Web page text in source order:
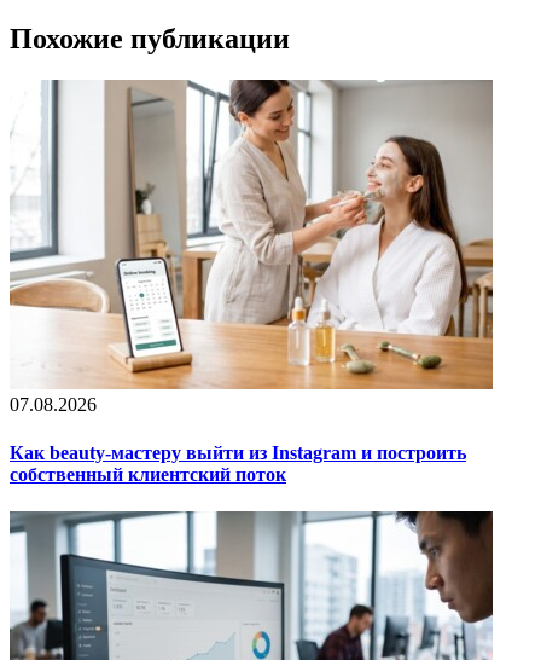
Похожие публикации
07.08.2026
Как beauty-мастеру выйти из Instagram и построить
собственный клиентский поток